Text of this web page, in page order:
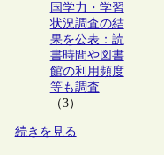
国学力・学習
状況調査の結
果を公表：読
書時間や図書
館の利用頻度
等も調査
（3）
続きを見る